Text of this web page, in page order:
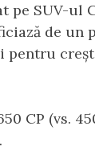
pe SUV-ul
de un
pentru
CP (vs.